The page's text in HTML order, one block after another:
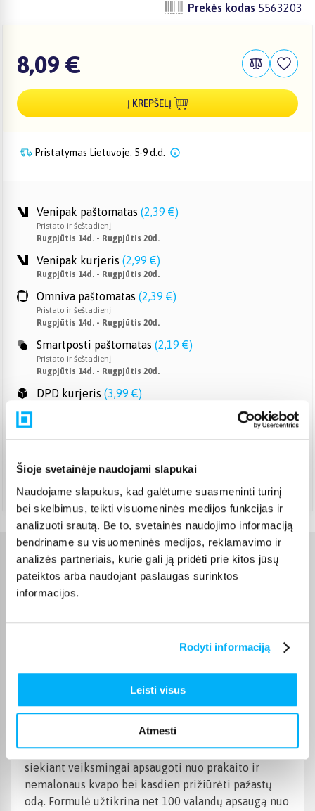
Šioje svetainėje naudojami slapukai
Naudojame slapukus, kad galėtume suasmeninti turinį
bei skelbimus, teikti visuomeninės medijos funkcijas ir
analizuoti srautą. Be to, svetainės naudojimo informaciją
bendriname su visuomeninės medijos, reklamavimo ir
analizės partneriais, kurie gali ją pridėti prie kitos jūsų
pateiktos arba naudojant paslaugas surinktos
informacijos.
Rodyti informaciją
Leisti visus
Atmesti
Prekės kodas 5563203
8,09 €
Į KREPŠELĮ
Pristatymas Lietuvoje: 5-9 d.d.
Venipak paštomatas (2,39 €)
Pristato ir šeštadienį
Rugpjūtis 14d. - Rugpjūtis 20d.
Venipak kurjeris (2,99 €)
Rugpjūtis 14d. - Rugpjūtis 20d.
Omniva paštomatas (2,39 €)
Pristato ir šeštadienį
Rugpjūtis 14d. - Rugpjūtis 20d.
Smartposti paštomatas (2,19 €)
Pristato ir šeštadienį
Rugpjūtis 14d. - Rugpjūtis 20d.
DPD kurjeris (3,99 €)
Atsiėmimas Veiverių g. 171, Kaunas
Rugpjūtis 14d. - Rugpjūtis 20d.
Charakteristikos
Gamintojas
Prekės aprašymas
„NIVEA Derma Control Clinical Ultra Comfort“ – tai
pažangus antiperspirantas purškiklis, sukurtas
siekiant veiksmingai apsaugoti nuo prakaito ir
nemalonaus kvapo bei kasdien prižiūrėti pažastų
odą. Formulė užtikrina net 100 valandų apsaugą nuo